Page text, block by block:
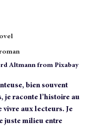
Altmann from Pixabay
bien souvent
je raconte l’histoire au
vivre aux lecteurs. Je
juste milieu entre